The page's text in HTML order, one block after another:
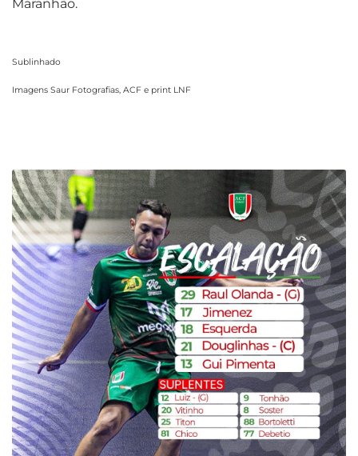
Maranhão.
Sublinhado
Imagens Saur Fotografias, ACF e print LNF